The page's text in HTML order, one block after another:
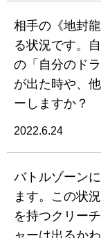
相手の《地封
る状況です。
の「自分のド
が出た時や、
ーしますか？
2022.6.24
バトルゾーン
ます。この状
を持つクリー
ャーは出るか